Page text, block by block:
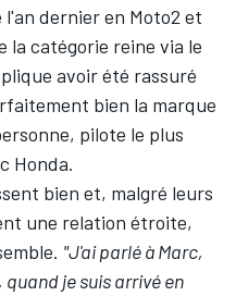
dernier en Moto2 et
la catégorie reine via le
avoir été rassuré
bien la marque
pilote le plus
Honda.
bien et, malgré leurs
une relation étroite,
"J'ai parlé à Marc,
je suis arrivé en